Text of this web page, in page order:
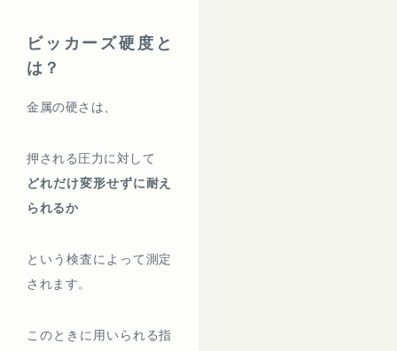
ビッカーズ硬度と
は？
金属の硬さは、
押される圧力に対して
どれだけ変形せずに耐え
られるか
という検査によって測定
されます。
このときに用いられる指